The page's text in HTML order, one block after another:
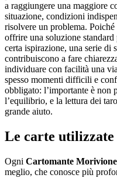
a raggiungere una maggiore
situazione, condizioni
risolvere un problema.
offrire una soluzione
certa ispirazione, una serie di
contribuiscono a fare
individuare con facilità una
spesso momenti difficili e
obbligato: l’importante è non
l’equilibrio, e la lettura dei
grande aiuto.
Le carte
Ogni Cartomante Morivione
meglio, che conosce più